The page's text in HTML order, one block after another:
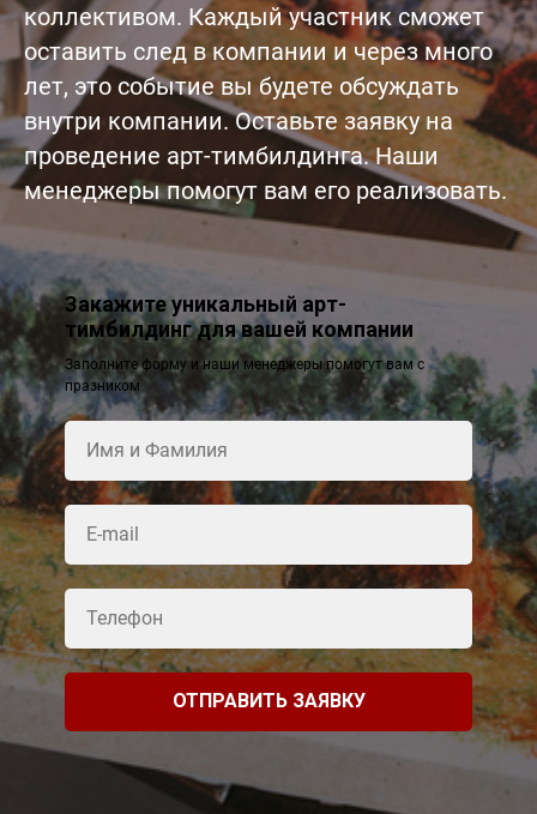
коллективом. Каждый участник сможет
оставить след в компании и через много
лет, это событие вы будете обсуждать
внутри компании. Оставьте заявку на
проведение арт-тимбилдинга. Наши
менеджеры помогут вам его реализовать.
Закажите уникальный арт-
тимбилдинг для вашей компании
Заполните форму и наши менеджеры помогут вам с
празником
ОТПРАВИТЬ ЗАЯВКУ